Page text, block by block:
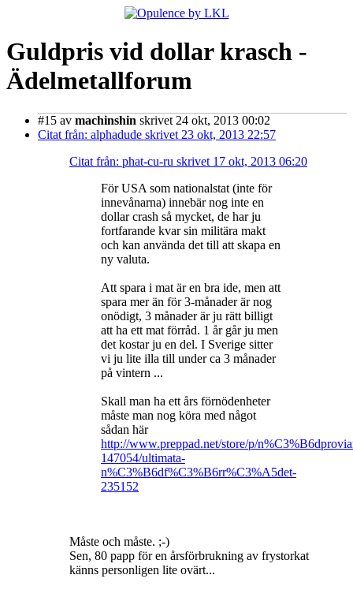
Guldpris vid dollar krasch -
Ädelmetallforum
#15 av machinshin skrivet 24 okt, 2013 00:02
Citat från: alphadude skrivet 23 okt, 2013 22:57
Citat från: phat-cu-ru skrivet 17 okt, 2013 06:20
För USA som nationalstat (inte för
innevånarna) innebär nog inte en
dollar crash så mycket, de har ju
fortfarande kvar sin militära makt
och kan använda det till att skapa en
ny valuta.
Att spara i mat är en bra ide, men att
spara mer än för 3-månader är nog
onödigt, 3 månader är ju rätt billigt
att ha ett mat förråd. 1 år går ju men
det kostar ju en del. I Sverige sitter
vi ju lite illa till under ca 3 månader
på vintern ...
Skall man ha ett års förnödenheter
måste man nog köra med något
sådan här
http://www.preppad.net/store/p/
147054/ultimata-
n%C3%B6df%C3%B6rr%C3%A5det-
235152
Måste och måste. ;-)
Sen, 80 papp för en årsförbrukning av frystorkat
känns personligen lite ovärt...